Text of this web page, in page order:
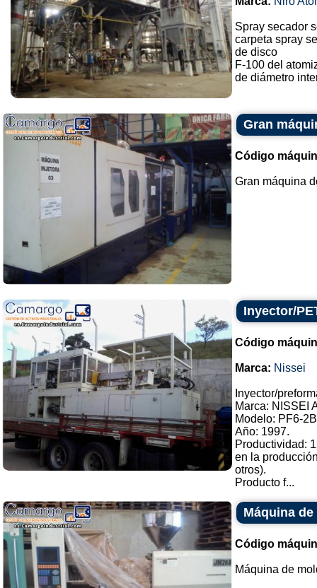
Spray secador
carpeta spray
de disco
F-100 del
de diámetro
Gran
Código
Gran máquina
Inyector/
Código
Marca: Nissei
Inyector/
Marca: NISSEI
Modelo: PF6-
Año: 1997.
Productividad:
en la
otros).
Producto f...
Máquina
Código
Máquina de